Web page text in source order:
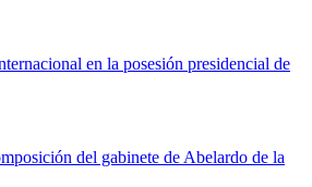
en la posesión presidencial de
del gabinete de Abelardo de la